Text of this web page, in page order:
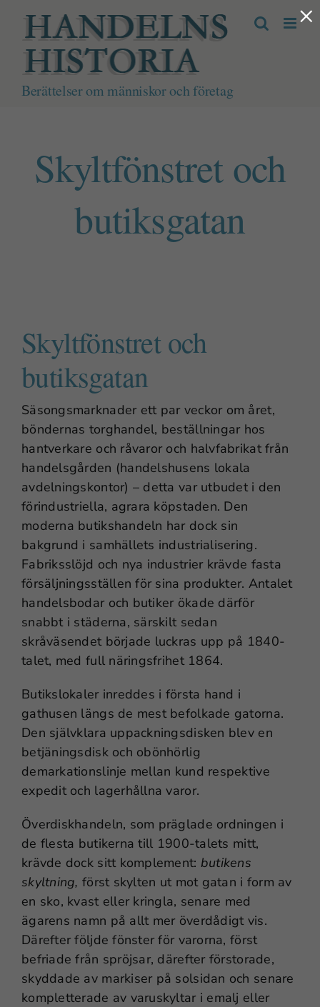
innehållet
Berättelser om människor och företag
Skyltfönstret och
butiksgatan
Skyltfönstret och
butiksgatan
Säsongsmarknader ett par veckor om året,
böndernas torghandel, beställningar hos
hantverkare och råvaror och halvfabrikat från
handelsgården (handelshusens lokala
avdelningskontor) – detta var utbudet i den
förindustriella, agrara köpstaden. Den
moderna butikshandeln har dock sin
bakgrund i samhällets industrialisering.
Fabriksslöjd och nya industrier krävde fasta
försäljningsställen för sina produkter. Antalet
handelsbodar och butiker ökade därför
snabbt i städerna, särskilt sedan
skråväsendet började luckras upp på 1840-
talet, med full näringsfrihet 1864.
Butikslokaler inreddes i första hand i
gathusen längs de mest befolkade gatorna.
Den självklara uppackningsdisken blev en
betjäningsdisk och obönhörlig
demarkationslinje mellan kund respektive
expedit och lagerhållna varor.
Överdiskhandeln, som präglade ordningen i
de flesta butikerna till 1900-talets mitt,
krävde dock sitt komplement: butikens
skyltning, först skylten ut mot gatan i form av
en sko, kvast eller kringla, senare med
ägarens namn på allt mer överdådigt vis.
Därefter följde fönster för varorna, först
befriade från spröjsar, därefter förstorade,
skyddade av markiser på solsidan och senare
kompletterade av varuskyltar i emalj eller
×